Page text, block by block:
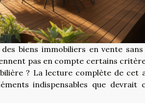
biens immobiliers en vente
pas en compte certains
? La lecture complète de cet
indispensables que devrait